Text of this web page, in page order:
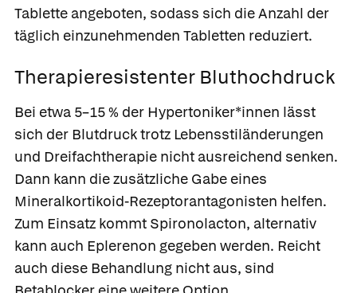
Tablette angeboten, sodass sich die Anzahl der
täglich einzunehmenden Tabletten reduziert.
Therapieresistenter Bluthochdruck
Bei etwa 5–15 % der Hypertoniker*innen lässt
sich der Blutdruck trotz Lebensstiländerungen
und Dreifachtherapie nicht ausreichend senken.
Dann kann die zusätzliche Gabe eines
Mineralkortikoid-Rezeptorantagonisten helfen.
Zum Einsatz kommt Spironolacton, alternativ
kann auch Eplerenon gegeben werden. Reicht
auch diese Behandlung nicht aus, sind
Was Ihre Apotheke
empfiehlt
Apotheken in
Ihrer Nähe